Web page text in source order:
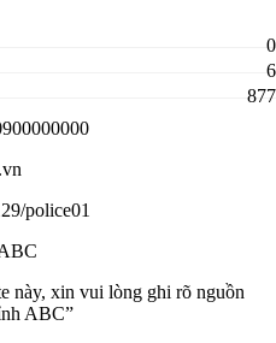
0
6
877
police01
này, xin vui lòng ghi rõ nguồn
ABC”